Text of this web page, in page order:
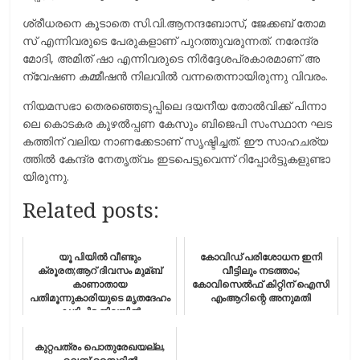
ശ്രീ​ധ​ര​നെ കൂ​ടാ​തെ സി.​വി.​ആ​ന​ന്ദ​ബോ​സ്, ജേ​ക്ക​ബ് തോ​മ​
സ് എ​ന്നി​വ​രു​ടെ പേ​രു​ക​ളാ​ണ് പു​റ​ത്തു​വ​രു​ന്ന​ത്. ന​രേ​ന്ദ്ര
മോ​ദി, അ​മി​ത് ഷാ ​എ​ന്നി​വ​രു​ടെ നി​ർ​ദ്ദേ​ശ​പ്ര​കാ​ര​മാ​ണ് അ​
ന്വേ​ഷ​ണ ക​മ്മീ​ഷ​ൻ നി​ല​വി​ൽ വ​ന്ന​തെ​ന്നാ​യി​രു​ന്നു വി​വ​രം.
നി​യ​മ​സ​ഭാ തെ​ര​ഞ്ഞെ​ടു​പ്പി​ലെ ദ​യ​നീ​യ തോ​ൽ​വി​ക്ക് പി​ന്നാ​
ലെ കൊ​ട​ക​ര കു​ഴ​ൽ​പ്പ​ണ കേ​സും ബി​ജെ​പി സം​സ്ഥാ​ന ഘ​ട​
ക​ത്തി​ന് വ​ലി​യ നാ​ണ​ക്കേ​ടാ​ണ് സൃ​ഷ്ടി​ച്ച​ത്. ഈ ​സാ​ഹ​ച​ര്യ​
ത്തി​ൽ കേ​ന്ദ്ര നേ​തൃ​ത്വം ഇ​ട​പെ​ട്ടു​വെ​ന്ന് റി​പ്പോ​ർ​ട്ടു​ക​ളു​ണ്ടാ​
യി​രു​ന്നു.
Related posts:
യൂ പിയിൽ വീണ്ടും
ക്രൂരത;ആറ് ദിവസം മുമ്ബ്
കാണാതായ
പതിമൂന്നുകാരിയുടെ മൃതദേഹം
കുഴിച്ചിട്ട നിലയില്‍
കോവിഡ് പരിശോധന ഇനി
വീട്ടിലും നടത്താം;
കോവിസെൽഫ് കിറ്റിന് ഐ​സി​
എം​ആ​റിന്റെ അനുമതി
കുറ്റപത്രം പൊതുരേഖയല്ല,